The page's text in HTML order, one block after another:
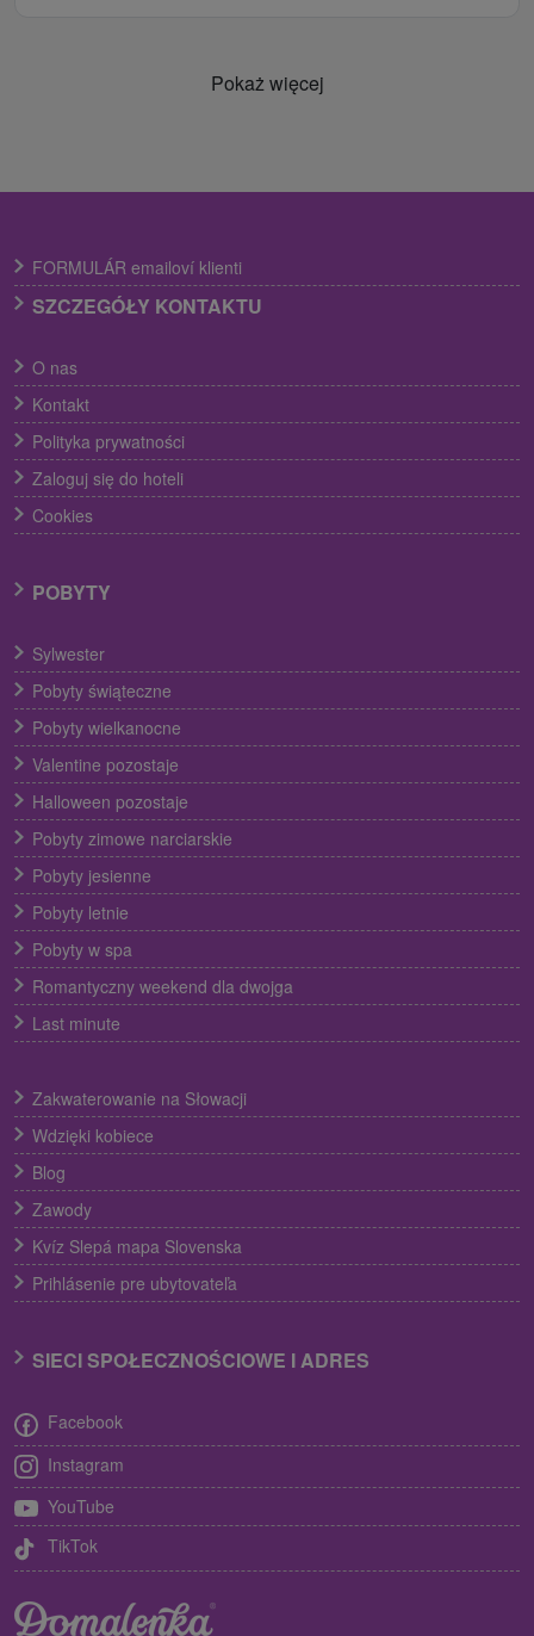
Pokaż więcej
FORMULÁR emailoví klienti
SZCZEGÓŁY KONTAKTU
O nas
Kontakt
Polityka prywatności
Zaloguj się do hoteli
Cookies
POBYTY
Sylwester
Pobyty świąteczne
Pobyty wielkanocne
Valentine pozostaje
Halloween pozostaje
Pobyty zimowe narciarskie
Pobyty jesienne
Pobyty letnie
Pobyty w spa
Romantyczny weekend dla dwojga
Last minute
Zakwaterowanie na Słowacji
Wdzięki kobiece
Blog
Zawody
Kvíz Slepá mapa Slovenska
Prihlásenie pre ubytovateľa
SIECI SPOŁECZNOŚCIOWE I ADRES
Facebook
Instagram
YouTube
TikTok